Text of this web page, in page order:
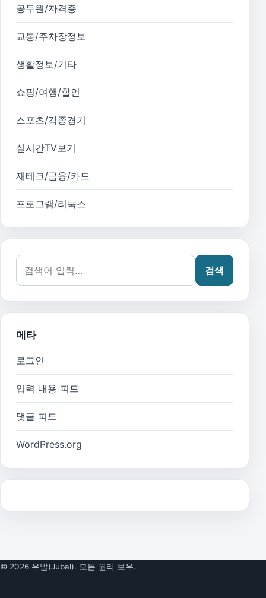
공무원/자격증
교통/주차장정보
생활정보/기타
쇼핑/여행/할인
스포츠/각종경기
실시간TV보기
재테크/금융/카드
프로그램/리눅스
검색어:
검색
메타
로그인
입력 내용 피드
댓글 피드
WordPress.org
© 2026 유발(Jubal). 모든 권리 보유.